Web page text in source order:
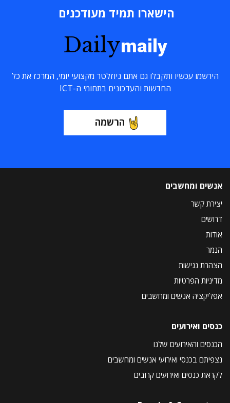
הישארו תמיד מעודכנים
Dailymaily
הירשמו עכשיו ותקבלו גם אתם ניוזלטר מקצועי יומי, המרכז את כל
החדשות והעדכונים בתחומי ה-ICT
הרשמה
אנשים ומחשבים
יצירת קשר
דרושים
אודות
הנמר
הצהרת נגישות
מדיניות הפרטיות
אפליקציה אנשים ומחשבים
כנסים ואירועים
הכנסים והאירועים שלנו
נצפיתם בכנסי ואירועי אנשים ומחשבים
לקראת כנסים ואירועים קרובים